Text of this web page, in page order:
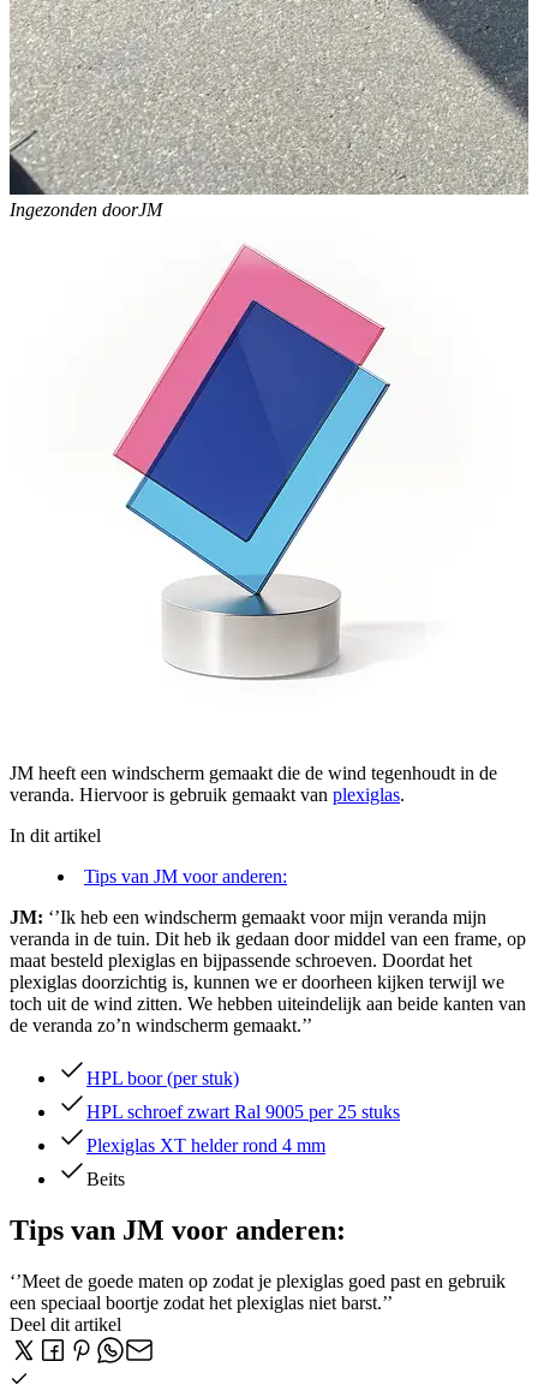
Ingezonden doorJM
JM heeft een windscherm gemaakt die de wind tegenhoudt in de
veranda. Hiervoor is gebruik gemaakt van plexiglas.
In dit artikel
Tips van JM voor anderen:
JM: ‘’Ik heb een windscherm gemaakt voor mijn veranda mijn
veranda in de tuin. Dit heb ik gedaan door middel van een frame, op
maat besteld plexiglas en bijpassende schroeven. Doordat het
plexiglas doorzichtig is, kunnen we er doorheen kijken terwijl we
toch uit de wind zitten. We hebben uiteindelijk aan beide kanten van
de veranda zo’n windscherm gemaakt.’’
HPL boor (per stuk)
HPL schroef zwart Ral 9005 per 25 stuks
Plexiglas XT helder rond 4 mm
Beits
Tips van JM voor anderen:
‘’Meet de goede maten op zodat je plexiglas goed past en gebruik
een speciaal boortje zodat het plexiglas niet barst.’’
Deel dit artikel